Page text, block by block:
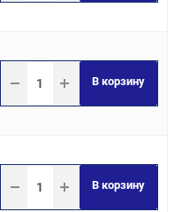
В корзину
В корзину